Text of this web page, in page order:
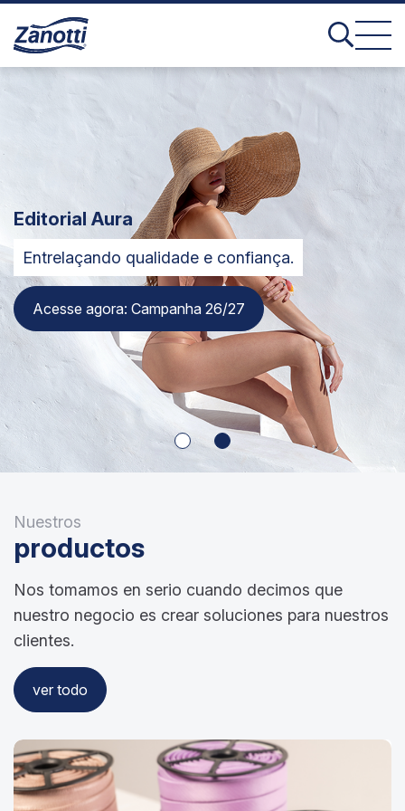
Editorial Aura
Entrelaçando qualidade e confiança.
Acesse agora: Campanha 26/27
Nuestros
productos
Nos tomamos en serio cuando decimos que
nuestro negocio es crear soluciones para nuestros
clientes.
ver todo